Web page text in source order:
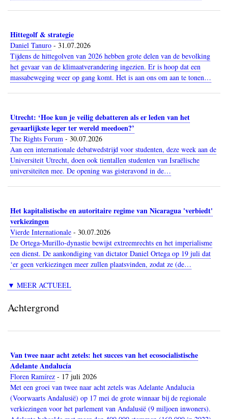
Hittegolf & strategie
Daniel Tanuro - 31.07.2026
Tijdens de hittegolven van 2026 hebben grote delen van de bevolking
het gevaar van de klimaatverandering ingezien. Er is hoop dat een
massabeweging weer op gang komt. Het is aan ons om aan te tonen…
Utrecht: ‘Hoe kun je veilig debatteren als er leden van het
gevaarlijkste leger ter wereld meedoen?’
The Rights Forum - 30.07.2026
Aan een internationale debatwedstrijd voor studenten, deze week aan de
Universiteit Utrecht, doen ook tientallen studenten van Israëlische
universiteiten mee. De opening was gisteravond in de…
Het kapitalistische en autoritaire regime van Nicaragua 'verbiedt'
verkiezingen
Vierde Internationale - 30.07.2026
De Ortega-Murillo-dynastie bewijst extreemrechts en het imperialisme
een dienst. De aankondiging van dictator Daniel Ortega op 19 juli dat
‘er geen verkiezingen meer zullen plaatsvinden, zodat ze (de…
▼ MEER ACTUEEL
Achtergrond
Van twee naar acht zetels: het succes van het ecosocialistische
Adelante Andalucía
Floren Ramírez - 17 juli 2026
Met een groei van twee naar acht zetels was Adelante Andalucia
(Voorwaarts Andalusië) op 17 mei de grote winnaar bij de regionale
verkiezingen voor het parlement van Andalusië (9 miljoen inwoners).